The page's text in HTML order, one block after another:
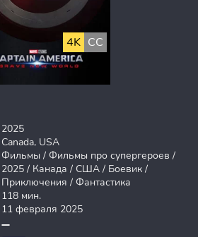
4K CC
2025
Canada, USA
Фильмы / Фильмы про супергероев /
2025 / Канада / США / Боевик /
Приключения / Фантастика
118 мин.
11 февраля 2025